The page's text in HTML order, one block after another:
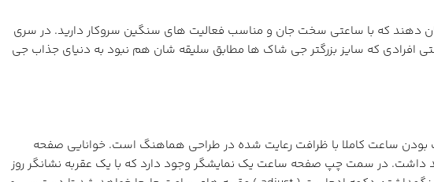
دهند که با ساعتی سخت جان و مناسب فعالیت های سنگین سروکار دارید. در سری
افرادی که سایز بزرگتر جی شاک ها مطابق سلیقه شان هم نبود به دنیای جذاب جی
آنالوگ بودن ساعت کاملا با ظرافت رعایت شده در طراحی هماهنگ است. خوانایی صفحه
در سمت چپ صفحه ساعت یک نمایشگر وجود دارد که با یک عقربه نشانگر روز